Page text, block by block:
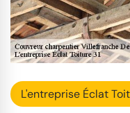
L'entreprise Éclat